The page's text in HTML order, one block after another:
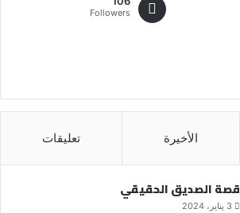
Followers
الأخيرة تعليقات
قصة الصديق الحقيقي
3 يناير، 2024